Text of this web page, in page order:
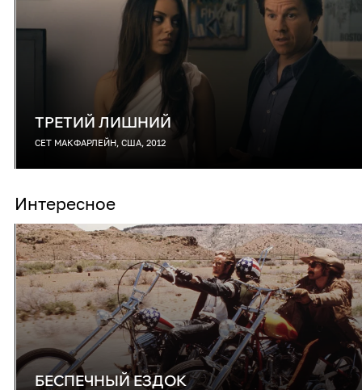
ТРЕТИЙ ЛИШНИЙ
СЕТ МАКФАРЛЕЙН, США, 2012
Интересное
БЕСПЕЧНЫЙ ЕЗДОК